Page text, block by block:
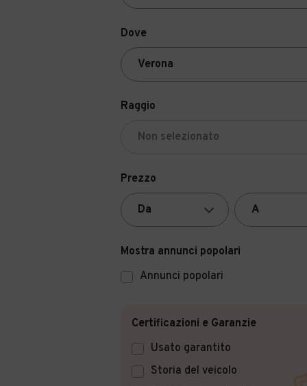
Dove
Raggio
Prezzo
Mostra annunci popolari
Annunci popolari
Certificazioni e Garanzie
Usato garantito
Storia del veicolo